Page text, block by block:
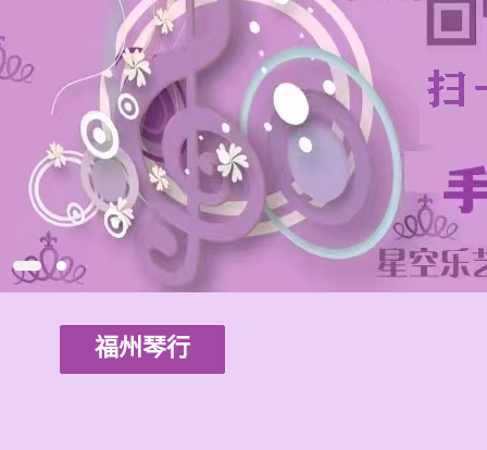
福州琴行